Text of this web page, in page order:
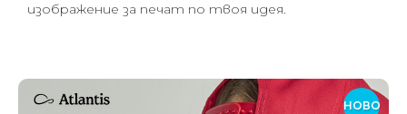
изображение за печат по твоя идея.
НОВО